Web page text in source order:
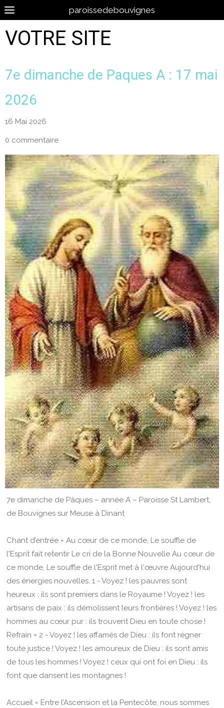
paroissedebouvignes
VOTRE SITE
7e dimanche de Paques A : 17 mai
2026
16 Mai 2026
0 commentaire
7e dimanche de Pâques – année A – Paroisse St Lambert,
de Bouvignes sur Meuse à Dinant
Chant d’entrée = Au cœur de ce monde, Le souffle de
l'Esprit fait retentir Le cri de la Bonne Nouvelle Au cœur de
ce monde, Le souffle de l'Esprit met à l'œuvre Aujourd'hui
des énergies nouvelles. 1 - Voyez ! les pauvres sont
heureux ; ils sont premiers dans le Royaume ! Voyez ! les
artisans de paix : ils démolissent leurs frontières ! Voyez ! les
hommes au cœur pur : ils trouvent Dieu en toute chose !
Refrain = 2 - Voyez ! les affamés de Dieu : ils font régner
toute justice ! Voyez ! les amoureux de Dieu : ils sont amis
de tous les hommes ! Voyez ! ceux qui ont foi en Dieu : ils
font que dansent les montagnes !
Accueil = Entre l’Ascension et la Pentecôte, nous sommes